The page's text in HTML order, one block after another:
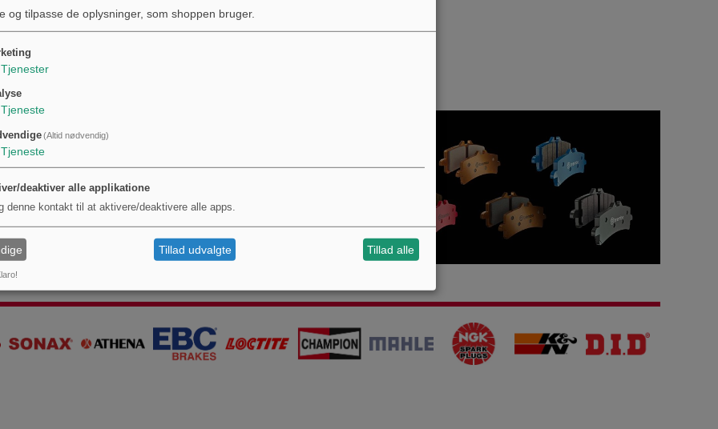
: Yes
og tilpasse de oplysninger, som shoppen bruger.
Tjenester
Tjeneste
(Altid nødvendig)
Tjeneste
deaktiver alle applikatione
denne kontakt til at aktivere/deaktivere alle apps.
Tillad udvalgte Tillad alle